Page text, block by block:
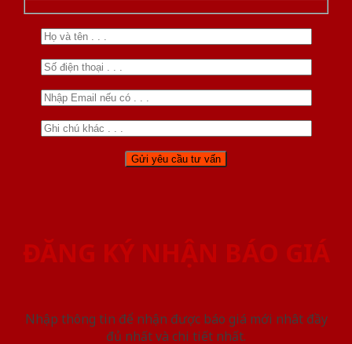
ĐĂNG KÝ NHẬN BÁO GIÁ
Nhập thông tin để nhận được báo giá mới nhât đầy
đủ nhất và chi tiết nhất.